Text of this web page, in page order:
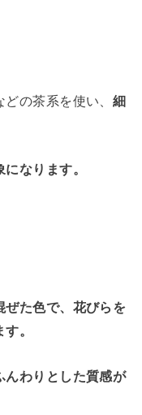
の茶系を使い、 細
なります。
ぜた色で、花びらを
。
んわりとした質感が